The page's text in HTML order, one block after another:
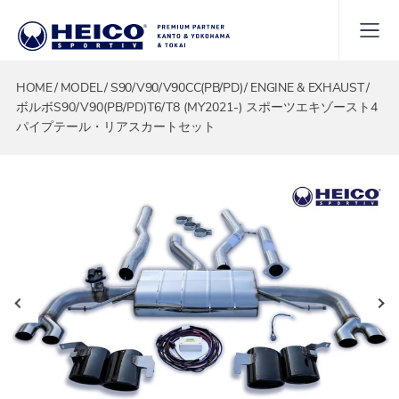
HOME MODEL S90/V90/V90CC(PB/PD) ENGINE & EXHAUST
ボルボS90/V90(PB/PD)T6/T8 (MY2021-) スポーツエキゾースト4
パイプテール・リアスカートセット